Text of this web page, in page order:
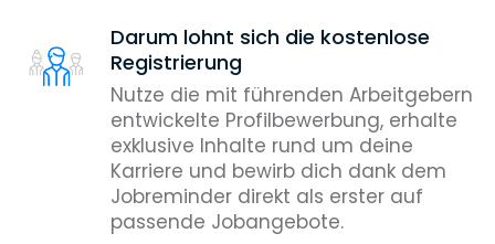
Darum lohnt sich die kostenlose
Registrierung
Nutze die mit führenden Arbeitgebern
entwickelte Profilbewerbung, erhalte
exklusive Inhalte rund um deine
Karriere und bewirb dich dank dem
Jobreminder direkt als erster auf
passende Jobangebote.